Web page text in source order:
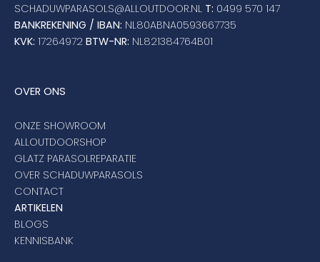
SCHADUWPARASOLS@ALLOUTDOOR.NL T: 0499 570 147
BANKREKENING / IBAN: NL80ABNA0593667735
KVK: 17264972 BTW-NR: NL821384764B01
OVER ONS
ONZE SHOWROOM
ALLOUTDOORSHOP
GLATZ PARASOLREPARATIE
OVER SCHADUWPARASOLS
CONTACT
ARTIKELEN
BLOGS
KENNISBANK